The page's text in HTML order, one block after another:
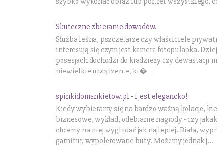
Skuteczne zbieranie dowodów.
Służba leśna, pszczelarze czy właściciele
interesują się czym jest kamera fotopułapka.
posesjach dochodzi do kradzieży czy dewastacji
niewielkie urządzenie, kt�...
spinkidomankietow.pl - i jest elegancko!
Kiedy wybieramy się na bardzo ważną kolacje,
biznesowe, wykład, odebranie nagrody - czy
chcemy na niej wyglądać jak najlepiej. Biała,
garnitur, wypolerowane buty. Możemy jednak j...